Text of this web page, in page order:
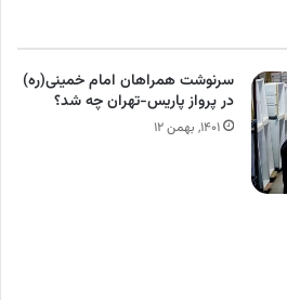
سرنوشت همراهان امام خمینی(ره)
در پرواز پاریس-تهران چه شد؟
۱۴۰۱, بهمن ۱۲